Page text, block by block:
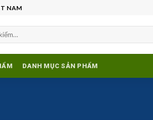
NAM
DANH MỤC SẢN PHẨM